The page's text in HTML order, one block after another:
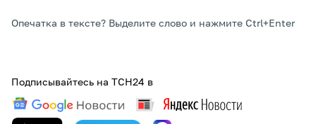
Опечатка в тексте? Выделите слово и нажмите Ctrl+Enter
Подписывайтесь на ТСН24 в